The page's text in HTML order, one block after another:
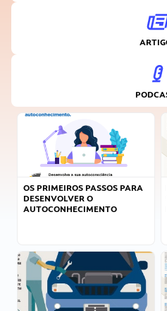
OS PRIMEIROS PASSOS PARA
DESENVOLVER O
AUTOCONHECIMENTO